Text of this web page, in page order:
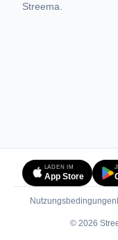
Streema.
LADEN IM
App Store
Nutzungsbedingungen
© 2026